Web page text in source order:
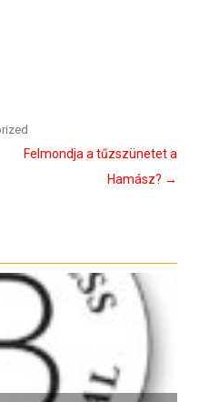
Felmondja a tűzszünetet a
Hamász? →